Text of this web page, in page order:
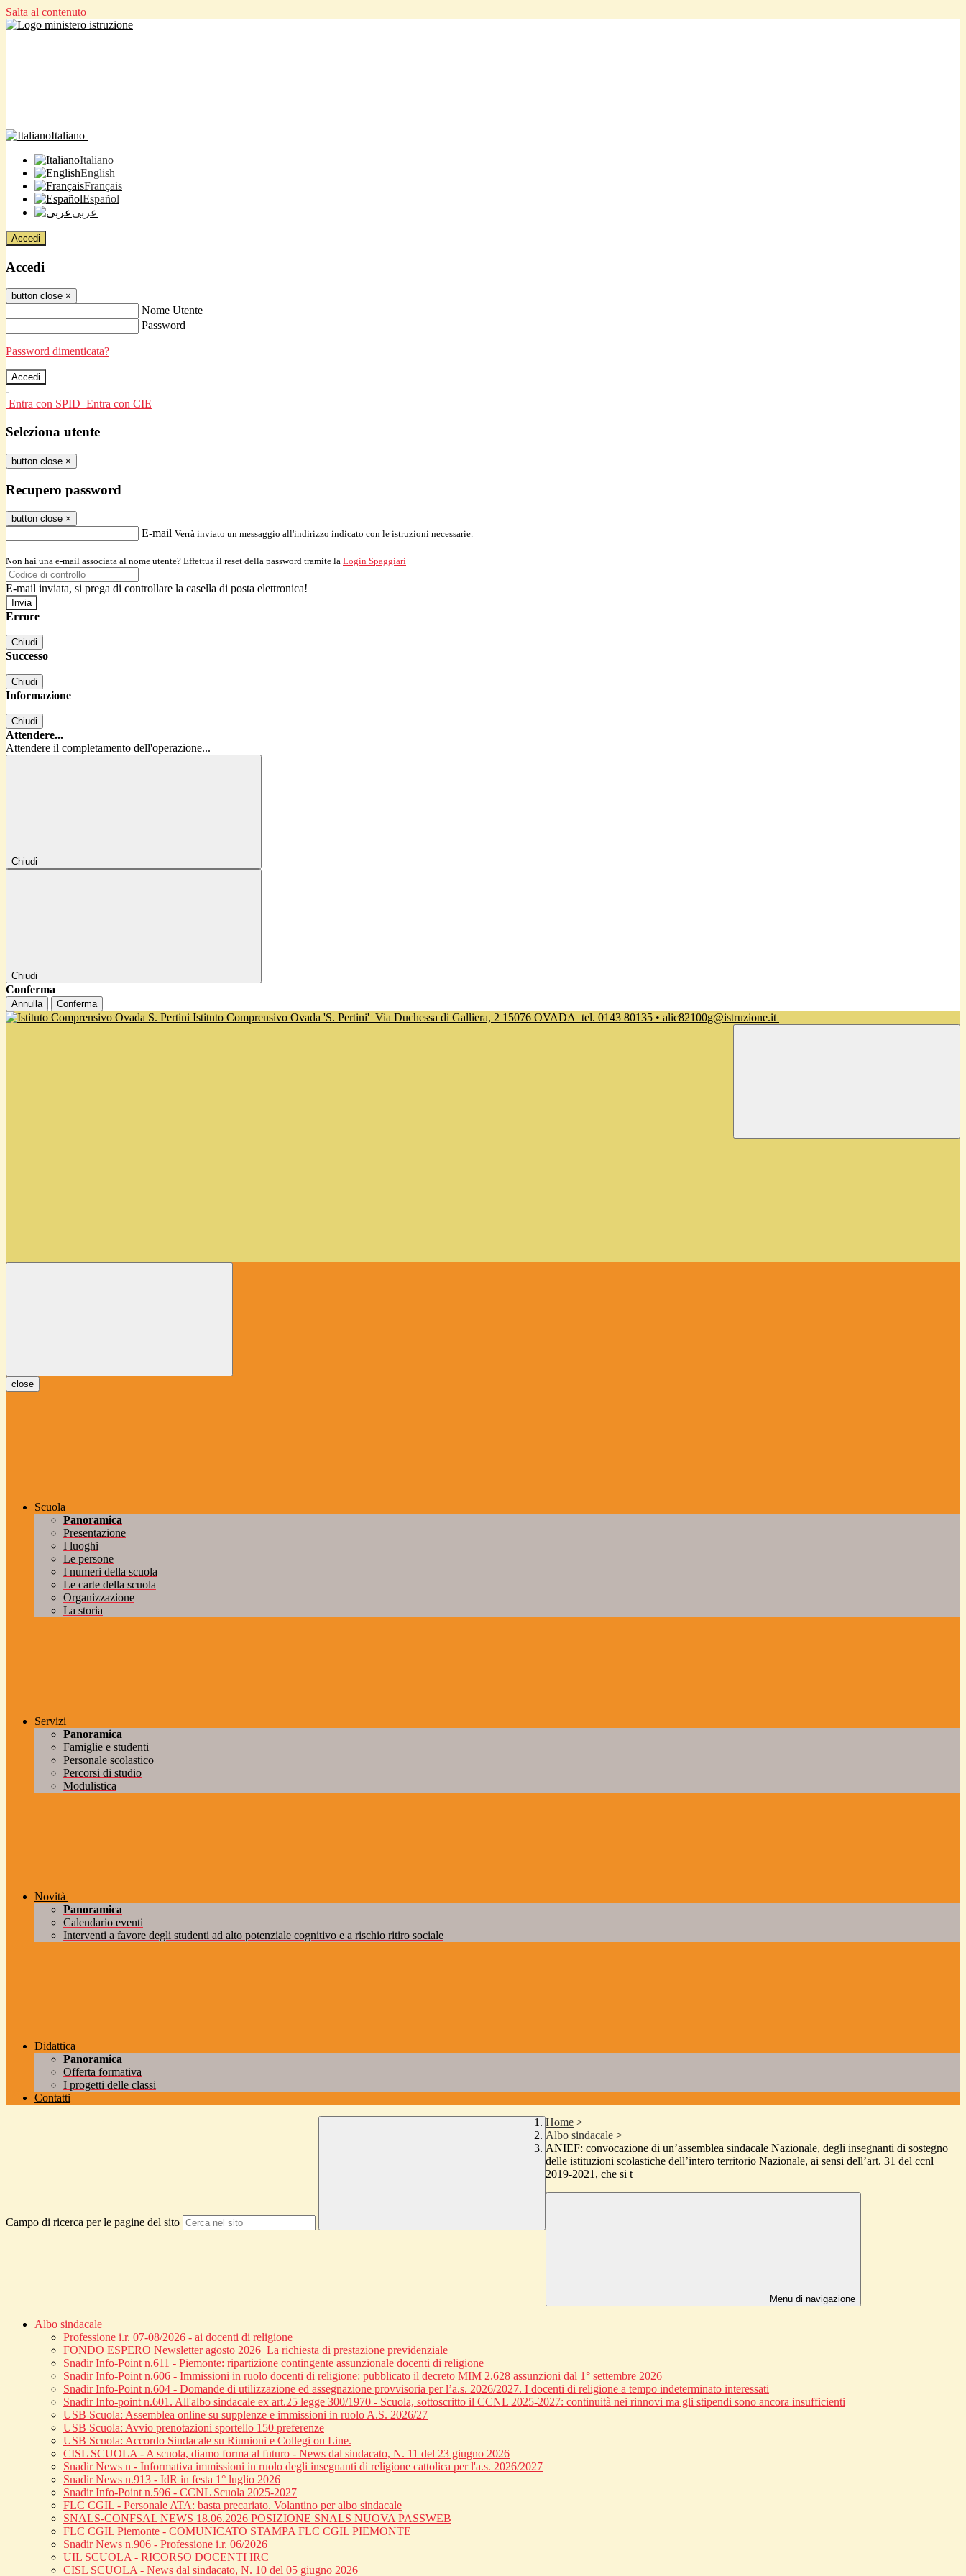
Salta al contenuto
Italiano
Italiano
English
Français
Español
عربى
Accedi
Accedi
button close ×
Nome Utente
Password
Password dimenticata?
-
Entra con SPID Entra con CIE
Seleziona utente
button close ×
Recupero password
button close ×
E-mail Verrà inviato un messaggio all'indirizzo indicato con le istruzioni necessarie.
Non hai una e-mail associata al nome utente? Effettua il reset della password tramite la Login Spaggiari
E-mail inviata, si prega di controllare la casella di posta elettronica!
Errore
Chiudi
Successo
Chiudi
Informazione
Chiudi
Attendere...
Attendere il completamento dell'operazione...
Chiudi
Chiudi
Conferma
Annulla Conferma
Istituto Comprensivo Ovada 'S. Pertini' Via Duchessa di Galliera, 2 15076 OVADA tel. 0143 80135 • alic82100g@istruzione.it
close
Scuola
Panoramica
Presentazione
I luoghi
Le persone
I numeri della scuola
Le carte della scuola
Organizzazione
La storia
Servizi
Panoramica
Famiglie e studenti
Personale scolastico
Percorsi di studio
Modulistica
Novità
Panoramica
Calendario eventi
Interventi a favore degli studenti ad alto potenziale cognitivo e a rischio ritiro sociale
Didattica
Panoramica
Offerta formativa
I progetti delle classi
Contatti
Campo di ricerca per le pagine del sito
Home >
Albo sindacale >
ANIEF: convocazione di un’assemblea sindacale Nazionale, degli insegnanti di sostegno
delle istituzioni scolastiche dell’intero territorio Nazionale, ai sensi dell’art. 31 del ccnl
2019-2021, che si t
Menu di navigazione
Albo sindacale
Professione i.r. 07-08/2026 - ai docenti di religione
FONDO ESPERO Newsletter agosto 2026_La richiesta di prestazione previdenziale
Snadir Info-Point n.611 - Piemonte: ripartizione contingente assunzionale docenti di religione
Snadir Info-Point n.606 - Immissioni in ruolo docenti di religione: pubblicato il decreto MIM 2.628 assunzioni dal 1° settembre 2026
Snadir Info-Point n.604 - Domande di utilizzazione ed assegnazione provvisoria per l’a.s. 2026/2027. I docenti di religione a tempo indeterminato interessati
Snadir Info-point n.601. All'albo sindacale ex art.25 legge 300/1970 - Scuola, sottoscritto il CCNL 2025-2027: continuità nei rinnovi ma gli stipendi sono ancora insufficienti
USB Scuola: Assemblea online su supplenze e immissioni in ruolo A.S. 2026/27
USB Scuola: Avvio prenotazioni sportello 150 preferenze
USB Scuola: Accordo Sindacale su Riunioni e Collegi on Line.
CISL SCUOLA - A scuola, diamo forma al futuro - News dal sindacato, N. 11 del 23 giugno 2026
Snadir News n - Informativa immissioni in ruolo degli insegnanti di religione cattolica per l'a.s. 2026/2027
Snadir News n.913 - IdR in festa 1° luglio 2026
Snadir Info-Point n.596 - CCNL Scuola 2025-2027
FLC CGIL - Personale ATA: basta precariato. Volantino per albo sindacale
SNALS-CONFSAL NEWS 18.06.2026 POSIZIONE SNALS NUOVA PASSWEB
FLC CGIL Piemonte - COMUNICATO STAMPA FLC CGIL PIEMONTE
Snadir News n.906 - Professione i.r. 06/2026
UIL SCUOLA - RICORSO DOCENTI IRC
CISL SCUOLA - News dal sindacato, N. 10 del 05 giugno 2026